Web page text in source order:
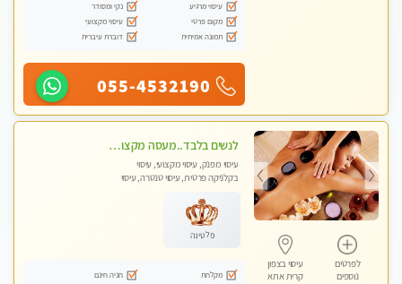
עיסוי מרגיע
נקי ומסודר
מקום פרטי
עיסוי מקצועי
תמונה אמיתית
דוברת עיברית
055-4532190
לפרטים
נוספים
עיסוי בצפון
קרית אתא
לנשים בלבד..מעסה מקצועי לנשים בלבד לעיסוי מרגיע ומפנק VIP-מומלץ לחלוטין! פרטי! ​​​​​​
עיסוי מפנק, עיסוי מקצועי, עיסוי
בקלניקה פרטית, עיסוי טנטרה, עיסוי
פלטינה
מקלחת
חניה חינם